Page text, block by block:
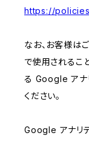
https://
なお、お客様は
で使用されるこ
る Google アナ
ください。
Google アナリテ